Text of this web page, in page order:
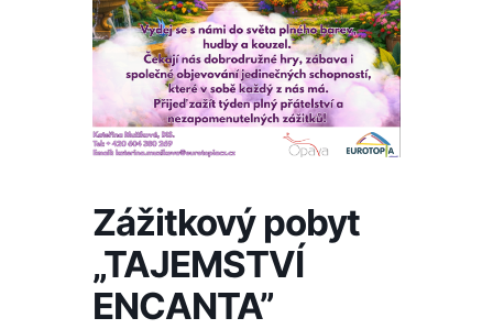
Zážitkový pobyt
„TAJEMSTVÍ
ENCANTA”